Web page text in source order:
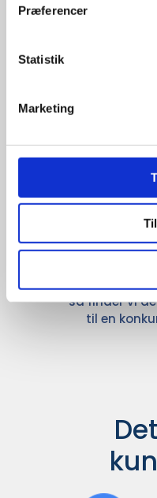
Præferencer
Statistik
Marketing
kun et
Udvalget er
idé til et
helt særligt
forespørgsel
så finder vi
til en